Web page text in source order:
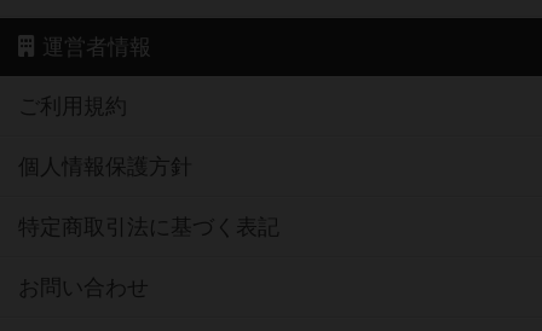
運営者情報
ご利用規約
個人情報保護方針
特定商取引法に基づく表記
お問い合わせ